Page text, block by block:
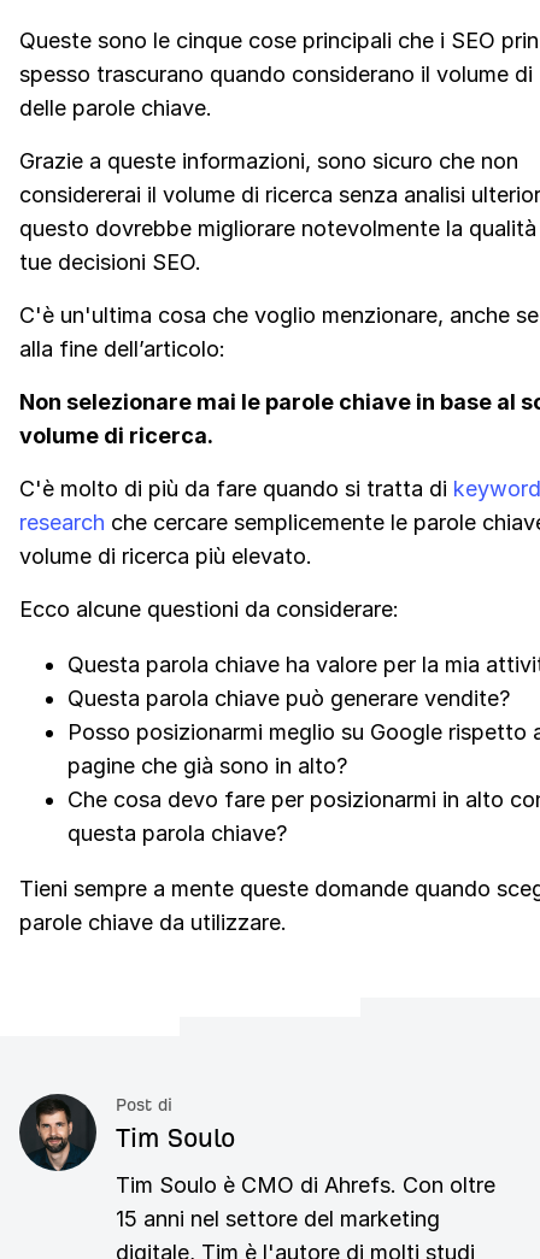
Queste sono le cinque cose principali che i SEO
spesso trascurano quando considerano il volume di
delle parole chiave.
Grazie a queste informazioni, sono sicuro che non
considererai il volume di ricerca senza analisi
questo dovrebbe migliorare notevolmente la
tue decisioni SEO.
C'è un'ultima cosa che voglio menzionare, anche
alla fine dell’articolo:
Non selezionare mai le parole chiave in base al
volume di ricerca.
C'è molto di più da fare quando si tratta di keyword
research che cercare semplicemente le parole
volume di ricerca più elevato.
Ecco alcune questioni da considerare:
Questa parola chiave ha valore per la mia
Questa parola chiave può generare vendite?
Posso posizionarmi meglio su Google rispetto
pagine che già sono in alto?
Che cosa devo fare per posizionarmi in alto
questa parola chiave?
Tieni sempre a mente queste domande quando
parole chiave da utilizzare.
Post di
Tim Soulo
Tim Soulo è CMO di Ahrefs. Con oltre
15 anni nel settore del marketing
digitale, Tim è l'autore di molti studi